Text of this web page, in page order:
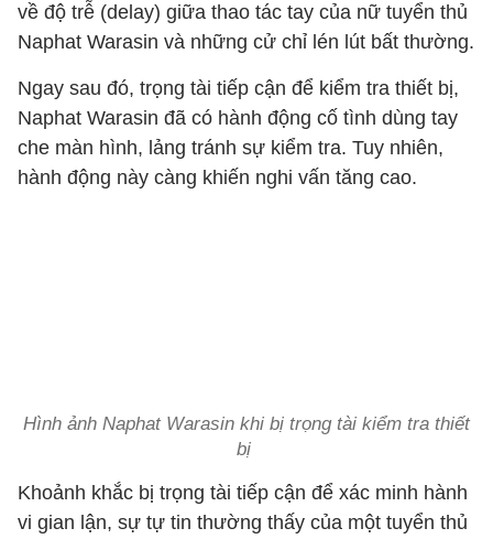
về độ trễ (delay) giữa thao tác tay của nữ tuyển thủ
Naphat Warasin và những cử chỉ lén lút bất thường.
Ngay sau đó, trọng tài tiếp cận để kiểm tra thiết bị,
Naphat Warasin đã có hành động cố tình dùng tay
che màn hình, lảng tránh sự kiểm tra. Tuy nhiên,
hành động này càng khiến nghi vấn tăng cao.
Hình ảnh Naphat Warasin khi bị trọng tài kiểm tra thiết
bị
Khoảnh khắc bị trọng tài tiếp cận để xác minh hành
vi gian lận, sự tự tin thường thấy của một tuyển thủ